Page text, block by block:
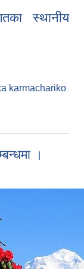
स्थानीय
karmachariko
।